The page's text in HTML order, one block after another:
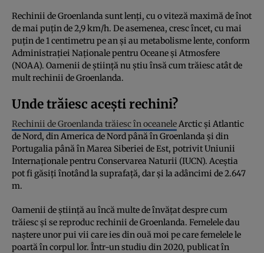
Rechinii de Groenlanda sunt lenți, cu o viteză maximă de înot
de mai puțin de 2,9 km/h. De asemenea, cresc încet, cu mai
puțin de 1 centimetru pe an și au metabolisme lente, conform
Administrației Naționale pentru Oceane și Atmosfere
(NOAA). Oamenii de știință nu știu însă cum trăiesc atât de
mult rechinii de Groenlanda.
Unde trăiesc acești rechini?
Rechinii de Groenlanda trăiesc în oceaneleArctic și Atlantic
de Nord, din America de Nord până în Groenlanda și din
Portugalia până în Marea Siberiei de Est, potrivit Uniunii
Internaționale pentru Conservarea Naturii (IUCN). Aceștia
pot fi găsiți înotând la suprafață, dar și la adâncimi de 2.647
m.
Oamenii de știință au încă multe de învățat despre cum
trăiesc și se reproduc rechinii de Groenlanda. Femelele dau
naștere unor pui vii care ies din ouă moi pe care femelele le
poartă în corpul lor. Într-un studiu din 2020, publicat în